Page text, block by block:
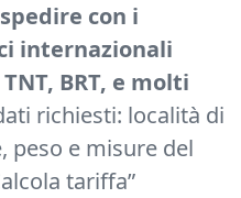
spedire con i
internazionali
BRT, e molti
richiesti: località di
peso e misure del
tariffa”